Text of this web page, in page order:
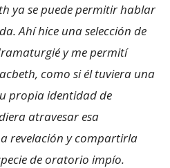
ya se puede permitir hablar
Ahí hice una selección de
y me permití
como si él tuviera una
propia identidad de
atravesar esa
revelación y compartirla
de oratorio impío.